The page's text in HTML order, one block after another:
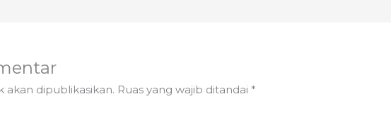
akan dipublikasikan. Ruas yang wajib ditandai *